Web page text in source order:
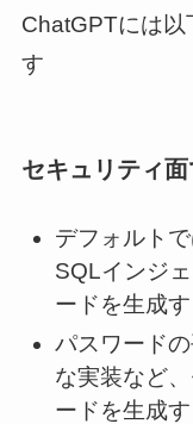
ChatGPTには以
す
セキュリティ
デフォルト
SQLインジ
ードを生成
パスワード
な実装など
ードを生成